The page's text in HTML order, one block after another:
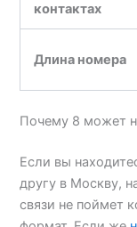
контактах
Длина номера
Почему 8 может
Если вы
другу в Москву,
связи не поймет